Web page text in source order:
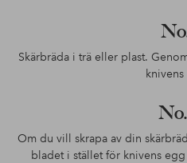
Skärbräda i trä eller plast.
Om du vill skrapa av din
bladet i stället för knivens